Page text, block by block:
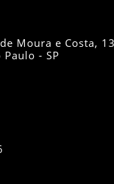
Moura e Costa,
- SP